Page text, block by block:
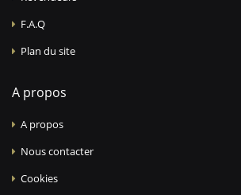
F.A.Q
Plan du site
A propos
A propos
Nous contacter
Cookies